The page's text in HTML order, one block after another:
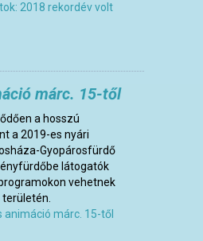
2018 rekordév volt
márc. 15-től
a hosszú
a 2019-es nyári
Gyopárosfürdő
látogatók
vehetnek
animáció márc. 15-től